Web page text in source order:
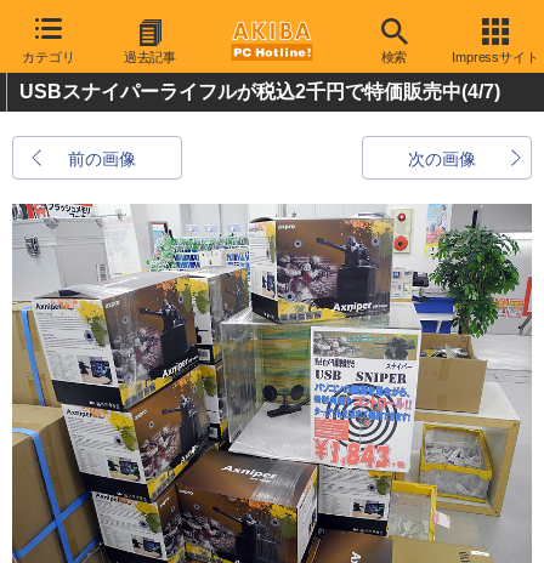
カテゴリ 過去記事 検索 Impressサイト
USBスナイパーライフルが税込2千円で特価販売中(4/7)
前の画像 次の画像